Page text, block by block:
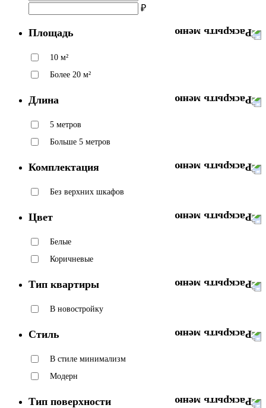
₽
Площадь
10 м²
Более 20 м²
Длина
5 метров
Больше 5 метров
Комплектация
Без верхних шкафов
Цвет
Белые
Коричневые
Тип квартиры
В новостройку
Стиль
В стиле минимализм
Модерн
Тип поверхности